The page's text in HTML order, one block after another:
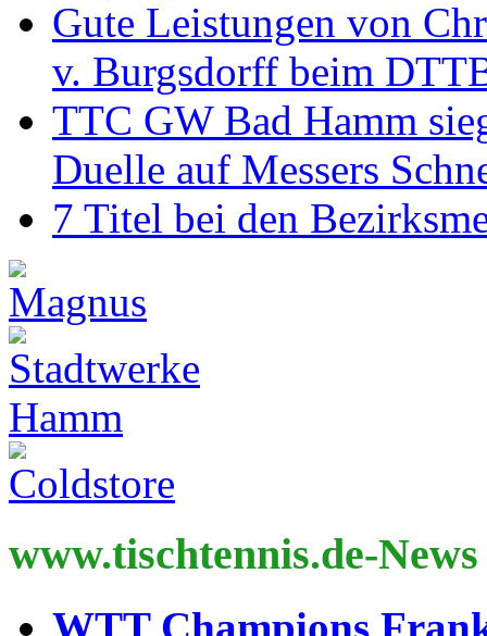
Gute Leistungen von
v. Burgsdorff beim
TTC GW Bad Hamm
Duelle auf Messers
7 Titel bei den
www.tischtennis.de-News